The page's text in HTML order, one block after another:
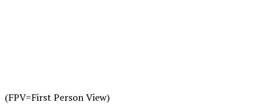
(FPV=First Person View)